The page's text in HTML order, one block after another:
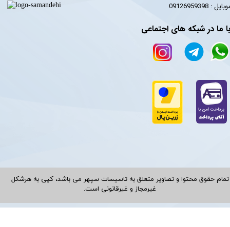
تمام حقوق محتوا و تصاویر متعلق به تاسیسات سپهر می باشد، کپی به هرشکل
غیرمجاز و غیرقانونی است.​​​​​​​
: 09126959398
ما در شبکه های اجتماعی